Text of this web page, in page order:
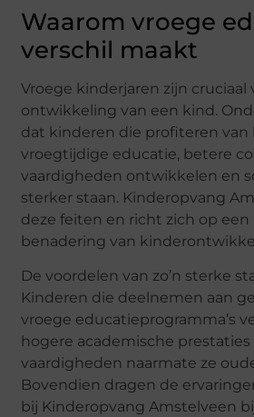
Waarom vroege
verschil maakt
Vroege kinderjaren zijn cruciaal
ontwikkeling van een kind.
dat kinderen die profiteren van
vroegtijdige educatie, betere
vaardigheden ontwikkelen en
sterker staan. Kinderopvang
deze feiten en richt zich op een
benadering van
De voordelen van zo’n sterke
Kinderen die deelnemen aan
vroege educatieprogramma’s
hogere academische prestaties
vaardigheden naarmate ze
Bovendien dragen de
bij Kinderopvang Amstelveen